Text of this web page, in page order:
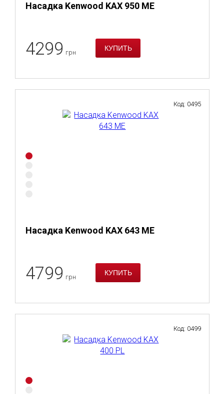
Насадка Kenwood KAX 950 ME
4299 грн
Насадка Kenwood KAX 643 ME
Код: 0495
4799 грн
Код: 0499